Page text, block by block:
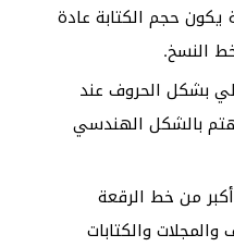
حجم الكتابة عادة
النسخ.
بشكل الحروف عند
بالشكل الهندسي
من خط الرقعة
والكتابات